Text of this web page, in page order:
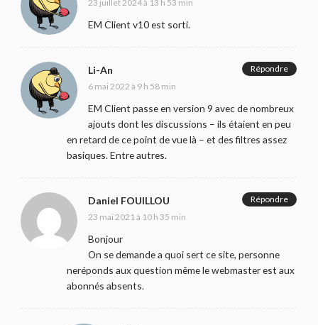
23 juillet 2024 à 13 h 53 min
EM Client v10 est sorti.
Li-An
6 mai 2022 à 9 h 58 min
EM Client passe en version 9 avec de nombreux
ajouts dont les discussions – ils étaient en peu
en retard de ce point de vue là – et des filtres assez
basiques. Entre autres.
Répondre
Daniel FOUILLOU
23 mai 2021 à 10 h 35 min
Bonjour
On se demande a quoi sert ce site, personne
neréponds aux question même le webmaster est aux
abonnés absents.
Répondre